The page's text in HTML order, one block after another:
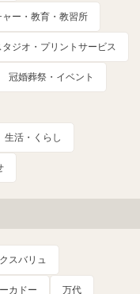
ー・教育・教習所
タジオ・プリントサービス
冠婚葬祭・イベント
生活・くらし
スバリュ
カドー 万代